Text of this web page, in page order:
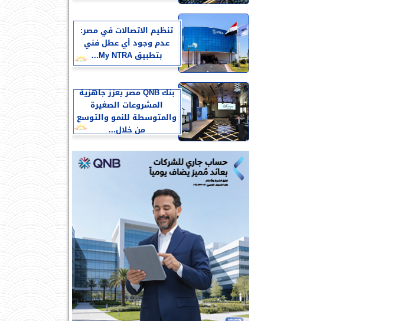
تنظيم الاتصالات في مصر:
عدم وجود أي عطل فني
بتطبيق My NTRA...
بنك QNB مصر يعزز جاهزية
المشروعات الصغيرة
والمتوسطة للنمو والتوسع
من خلال...